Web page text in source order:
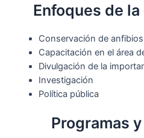
Enfoques de
Conservación de
Capacitación en el área
Divulgación de la
Investigación
Política pública
Programas